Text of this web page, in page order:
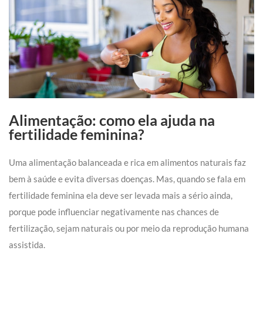
Alimentação: como ela ajuda na
fertilidade feminina?
Uma alimentação balanceada e rica em alimentos naturais faz
bem à saúde e evita diversas doenças. Mas, quando se fala em
fertilidade feminina ela deve ser levada mais a sério ainda,
porque pode influenciar negativamente nas chances de
fertilização, sejam naturais ou por meio da reprodução humana
assistida.